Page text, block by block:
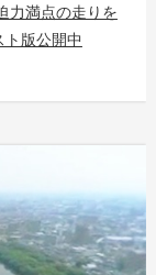
力満点の走りを
版公開中